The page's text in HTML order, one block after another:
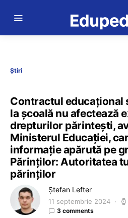
Știri
Contractul educațional
la școală nu afectează
drepturilor părintești,
Ministerul Educației,
informație apărută pe
Părinților: Autoritatea
părinților
Ștefan Lefter
11 septembrie 2024
3 comments